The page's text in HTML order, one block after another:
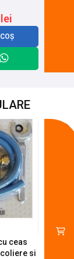
lei
ceas
coliere si
A600,